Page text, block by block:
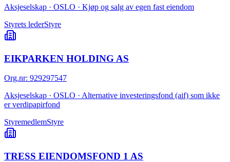
Aksjeselskap · OSLO · Kjøp og salg av egen fast eiendom
Styrets lederStyre
EIKPARKEN HOLDING AS
Org.nr: 929297547
Aksjeselskap · OSLO · Alternative investeringsfond (aif) som ikke
er verdipapirfond
StyremedlemStyre
TRESS EIENDOMSFOND 1 AS